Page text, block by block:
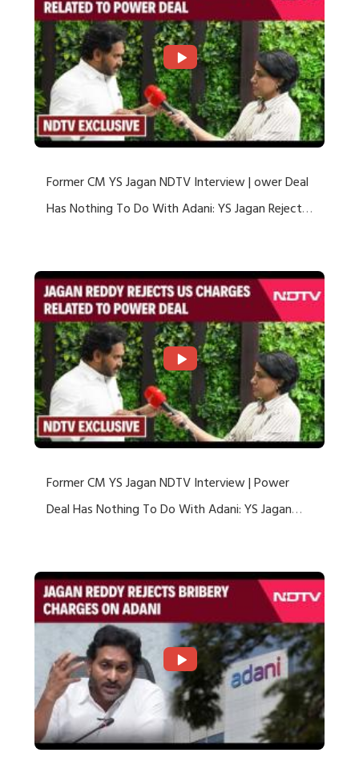
Former CM YS Jagan NDTV Interview | ower Deal
Has Nothing To Do With Adani: YS Jagan Rejects
Former CM YS Jagan NDTV Interview | Power
Deal Has Nothing To Do With Adani: YS Jagan